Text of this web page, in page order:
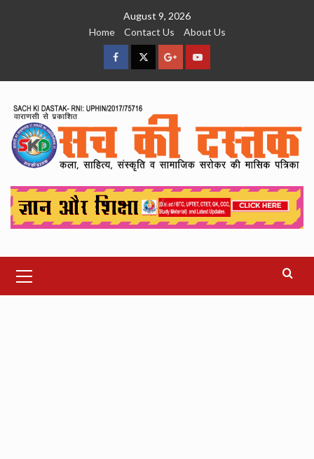
August 9, 2026
Home
Contact Us About Us
facebookTwitterGoogleYouTube
Menu